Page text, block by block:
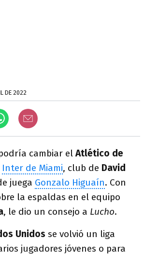
DE 2022
cambiar elAtlético de
Inter de Miami, club de David
juega Gonzalo Higuaín. Con
la espaldas en el equipo
, le dio un consejo a Lucho.
Unidos se volvió un liga
jugadores jóvenes o para